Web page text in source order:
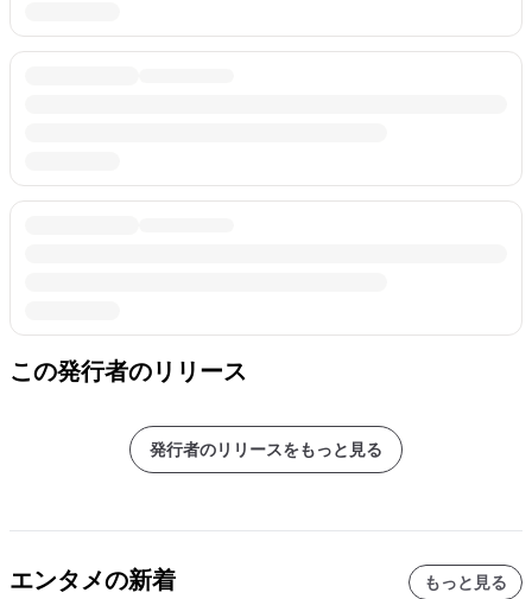
この発行者のリリース
発行者のリリースをもっと見る
エンタメの新着 もっと見る